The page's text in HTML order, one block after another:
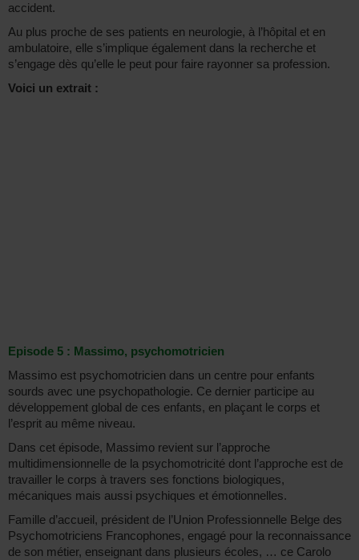
accident.
Au plus proche de ses patients en neurologie, à l’hôpital et en
ambulatoire, elle s’implique également dans la recherche et
s’engage dès qu’elle le peut pour faire rayonner sa profession.
Voici un extrait :
Episode 5 : Massimo, psychomotricien
Massimo est psychomotricien dans un centre pour enfants
sourds avec une psychopathologie. Ce dernier participe au
développement global de ces enfants, en plaçant le corps et
l’esprit au même niveau.
Dans cet épisode, Massimo revient sur l’approche
multidimensionnelle de la psychomotricité dont l’approche est de
travailler le corps à travers ses fonctions biologiques,
mécaniques mais aussi psychiques et émotionnelles.
Famille d’accueil, président de l’Union Professionnelle Belge des
Psychomotriciens Francophones, engagé pour la reconnaissance
de son métier, enseignant dans plusieurs écoles, … ce Carolo